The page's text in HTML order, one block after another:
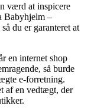
værd at inspicere
Babyhjelm –
du er garanteret at
en internet shop
så burde
e-forretning.
af en vedtægt, der